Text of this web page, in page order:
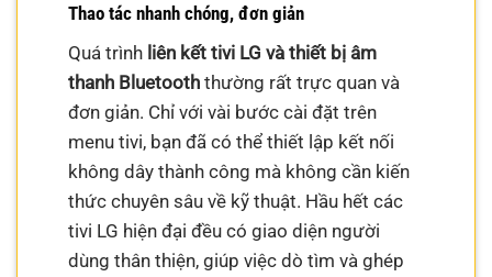
Thao tác nhanh chóng, đơn giản
Quá trình liên kết tivi LG và thiết bị âm
thanh Bluetooth thường rất trực quan và
đơn giản. Chỉ với vài bước cài đặt trên
menu tivi, bạn đã có thể thiết lập kết nối
không dây thành công mà không cần kiến
thức chuyên sâu về kỹ thuật. Hầu hết các
tivi LG hiện đại đều có giao diện người
dùng thân thiện, giúp việc dò tìm và ghép